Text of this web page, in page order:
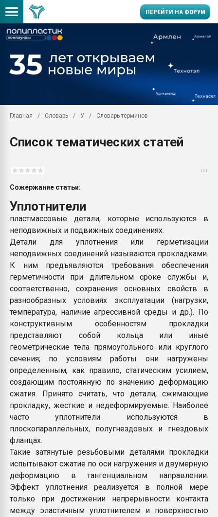
ПЕРЕЙТИ НА ФОРУМ
Вакуум-формовочные
28.07.2026
28.07.2026
ситуацией на
поликарбоната и АБС-
ПЕРЕЙТИ НА
Главная Словарь У Словарь терминов
Список тематических статей
( 0 )
Сожержание статьи:
Уплотнители
пластмассовые детали, которые используются в
неподвижных и подвижных соединениях.
Детали для уплотнения или герметизации
неподвижных соединений называются прокладками.
К ним предъявляются требования обеспечения
герметичности при длительном сроке службы и,
соответственно, сохранения основных свойств в
разнообразных условиях эксплуатации (нагрузки,
температура, наличие агрессивной среды и др.). По
конструктивным особенностям прокладки
представляют собой кольца или иные
геометрические тела прямоугольного или круглого
сечения; по условиям работы они нагружены
определенным, как правило, статическим усилием,
создающим постоянную по значению деформацию
сжатия. Принято считать, что детали, сжимающие
прокладку, жесткие и недеформируемые. Наиболее
часто уплотнители используются в
плоскопараллельных, полугнездовых и гнездовых
фланцах.
Такие затянутые резьбовыми деталями прокладки
испытывают сжатие по оси нагружения и двумерную
деформацию в тангенциальном направлении.
Эффект уплотнения реализуется в полной мере
только при достижении непрерывности контакта
между эластичным уплотнителем и поверхностью